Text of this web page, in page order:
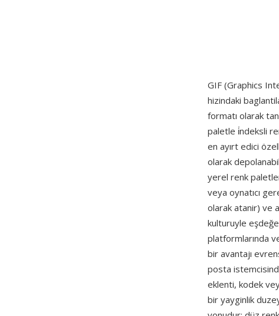
GIF (Graphics
hizindaki
formatı olarak
paletle i̇ndeksli
en ayırt edici
olarak
yerel renk
veya oynatıcı
olarak atanir) ve
kulturuyle
platformlarında
bir avantajı
posta
eklenti, kodek
bir yayginlik